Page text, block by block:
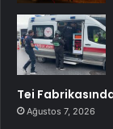
Tei
Ağustos 7, 2026